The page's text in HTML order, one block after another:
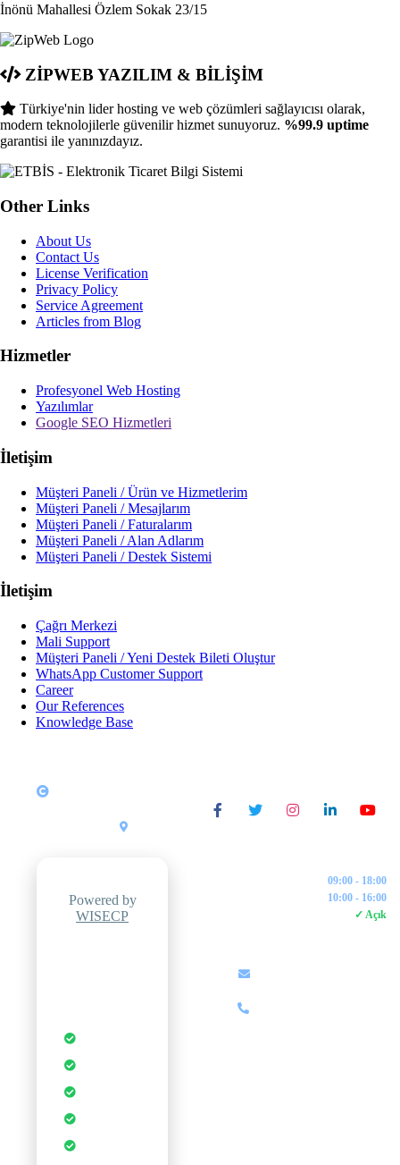
İnönü Mahallesi Özlem Sokak 23/15
ZİPWEB YAZILIM & BİLİŞİM
Türkiye'nin lider hosting ve web çözümleri sağlayıcısı olarak,
modern teknolojilerle güvenilir hizmet sunuyoruz. %99.9 uptime
garantisi ile yanınızdayız.
Other Links
About Us
Contact Us
License Verification
Privacy Policy
Service Agreement
Articles from Blog
Hizmetler
Profesyonel Web Hosting
Yazılımlar
Google SEO Hizmetleri
İletişim
Müşteri Paneli / Ürün ve Hizmetlerim
Müşteri Paneli / Mesajlarım
Müşteri Paneli / Faturalarım
Müşteri Paneli / Alan Adlarım
Müşteri Paneli / Destek Sistemi
İletişim
Çağrı Merkezi
Mali Support
Müşteri Paneli / Yeni Destek Bileti Oluştur
WhatsApp Customer Support
Career
Our References
Knowledge Base
Powered by
WISECP
09:00 - 18:00
10:00 - 16:00
✓ Açık
info@zipweb.com.tr